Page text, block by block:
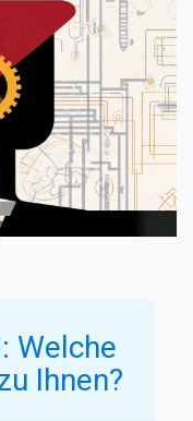
Welche
Ihnen?